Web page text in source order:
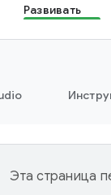
Развивать
Эта страница